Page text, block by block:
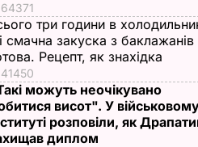
64371
три години в
смачна закуска з баклажанів
Рецепт, як знахідка
41450
можуть неочікувано
висот". У
розповіли, як
диплом